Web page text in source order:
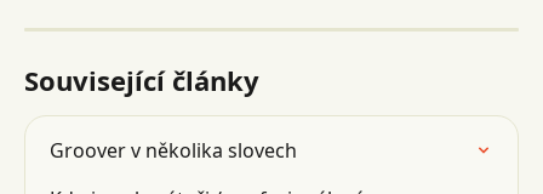
Související články
Groover v několika slovech